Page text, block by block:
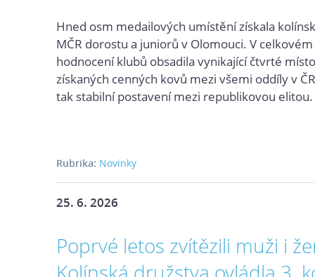
Hned osm medailových umístění získala
MČR dorostu a juniorů v Olomouci. V
hodnocení klubů obsadila vynikající čtvrté
získaných cenných kovů mezi všemi oddíly v
tak stabilní postavení mezi republikovou elitou.
Rubrika: Novinky
25. 6. 2026
Poprvé letos zvítězili muži i